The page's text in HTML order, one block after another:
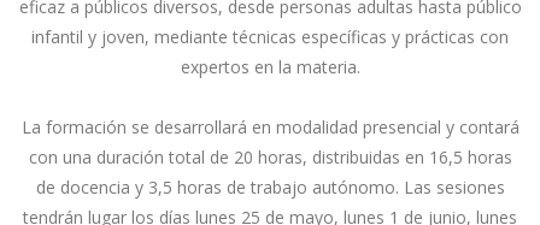
eficaz a públicos diversos, desde personas adultas hasta público
infantil y joven, mediante técnicas específicas y prácticas con
expertos en la materia.
La formación se desarrollará en modalidad presencial y contará
con una duración total de 20 horas, distribuidas en 16,5 horas
de docencia y 3,5 horas de trabajo autónomo. Las sesiones
tendrán lugar los días lunes 25 de mayo, lunes 1 de junio, lunes